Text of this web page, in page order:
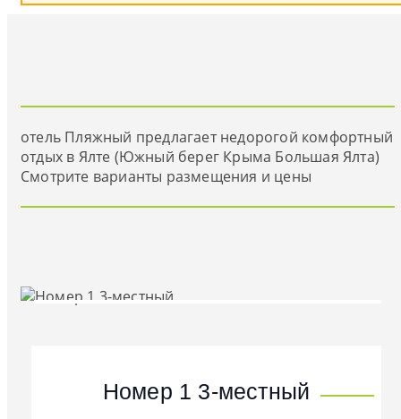
отель Пляжный предлагает недорогой комфортный
отдых в Ялте (Южный берег Крыма Большая Ялта)
Смотрите варианты размещения и цены
Номер 1 3-местный